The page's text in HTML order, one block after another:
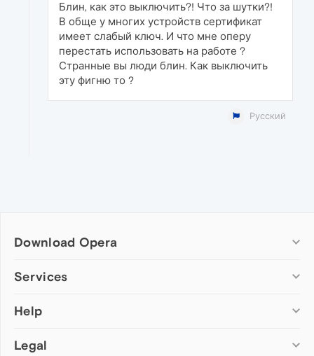
Блин, как это выключить?! Что за шутки?!
В обще у многих устройств сертификат
имеет слабый ключ. И что мне оперу
перестать использовать на работе ?
Странные вы люди блин. Как выключить
эту фигню то ?
Русский
Download Opera
Computer browsers
Opera for Mac
Opera beta version
Services
Add-ons
Wallpapers
Help
Help & support
Legal